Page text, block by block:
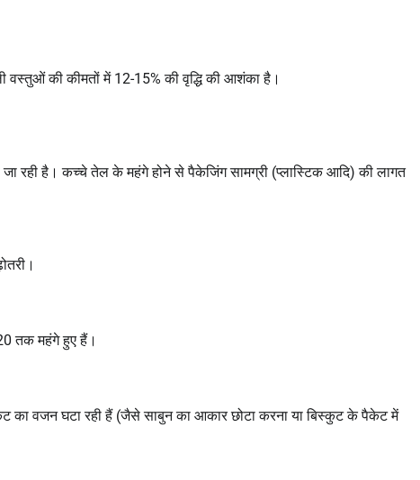
वस्तुओं की कीमतों में 12-15% की वृद्धि की आशंका है।
रही है। कच्चे तेल के महंगे होने से पैकेजिंग सामग्री (प्लास्टिक आदि) की लागत
तक महंगे हुए हैं।
का वजन घटा रही हैं (जैसे साबुन का आकार छोटा करना या बिस्कुट के पैकेट में